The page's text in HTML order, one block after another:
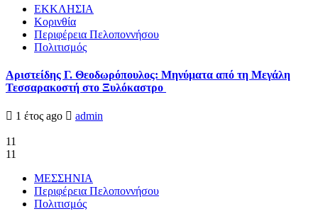
ΕΚΚΛΗΣΙΑ
Κορινθία
Περιφέρεια Πελοποννήσου
Πολιτισμός
Αριστείδης Γ. Θεοδωρόπουλος: Μηνύματα από τη Μεγάλη
Τεσσαρακοστή στο Ξυλόκαστρο
1 έτος ago admin
11
11
ΜΕΣΣΗΝΙΑ
Περιφέρεια Πελοποννήσου
Πολιτισμός